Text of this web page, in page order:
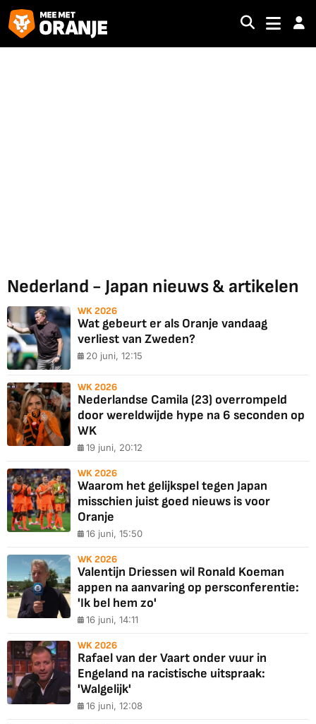
Nederland - Japan nieuws & artikelen
WK 2026
Wat gebeurt er als Oranje vandaag
verliest van Zweden?
20 juni, 12:15
WK 2026
Nederlandse Camila (23) overrompeld
door wereldwijde hype na 6 seconden op
WK
19 juni, 20:12
WK 2026
Waarom het gelijkspel tegen Japan
misschien juist goed nieuws is voor
Oranje
16 juni, 15:50
WK 2026
Valentijn Driessen wil Ronald Koeman
appen na aanvaring op persconferentie:
'Ik bel hem zo'
16 juni, 14:11
WK 2026
Rafael van der Vaart onder vuur in
Engeland na racistische uitspraak:
'Walgelijk'
16 juni, 12:08